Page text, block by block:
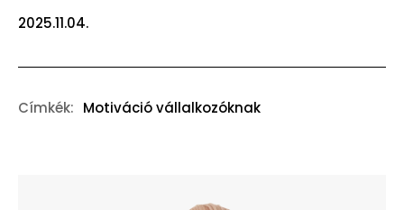
2025.11.04.
Címkék: Motiváció vállalkozóknak